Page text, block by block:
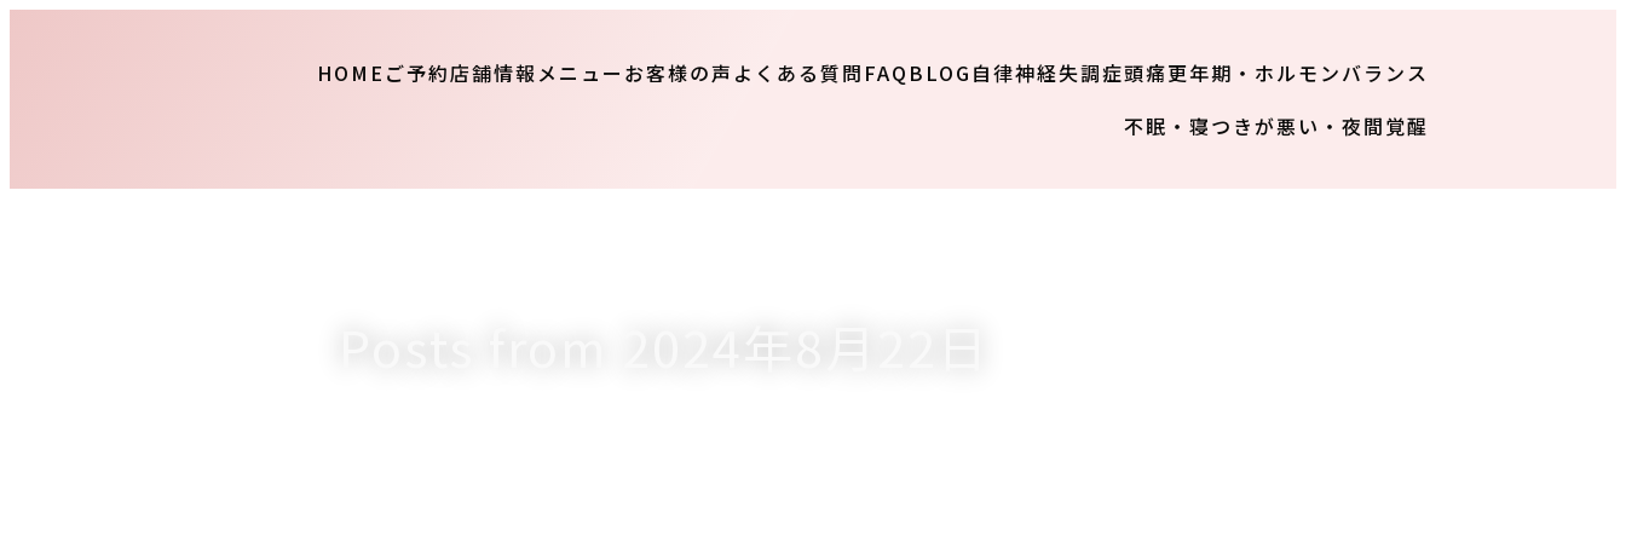
HOME ご予約店舗情報メニュー お客様の声 よくある質問FAQ BLOG 自律神経失調症頭痛更年期・ホルモンバランス
不眠・寝つきが悪い・夜間覚醒